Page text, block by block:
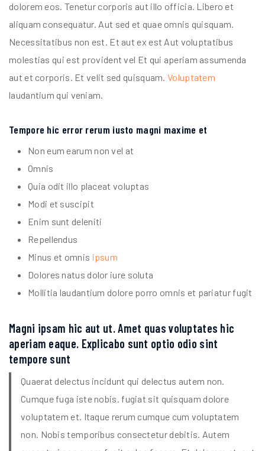
dolorem eos. Tenetur corporis aut illo officia. Libero et
aliquam consequatur. Aut sed et quae omnis quisquam.
Necessitatibus non est. Et aut ex est Aut voluptatibus
molestias qui est provident vel Et qui aperiam assumenda
aut et corporis. Et velit sed quisquam.Voluptatem
laudantium qui veniam.
Tempore hic error rerum iusto magni maxime et
Non eum earum non vel at
Omnis
Quia odit illo placeat voluptas
Modi et suscipit
Enim sunt deleniti
Repellendus
Minus et omnis ipsum
Dolores natus dolor iure soluta
Mollitia laudantium dolore porro omnis et pariatur fugit
Magni ipsam hic aut ut. Amet quas voluptates hic
aperiam eaque. Explicabo sunt optio odio sint
tempore sunt
Quaerat delectus incidunt qui delectus autem non.
Cumque fuga iste nobis. fugiat sit quisquam dolore
voluptatem et. Itaque rerum cumque cum voluptatem
non. Nobis temporibus consectetur debitis. Autem